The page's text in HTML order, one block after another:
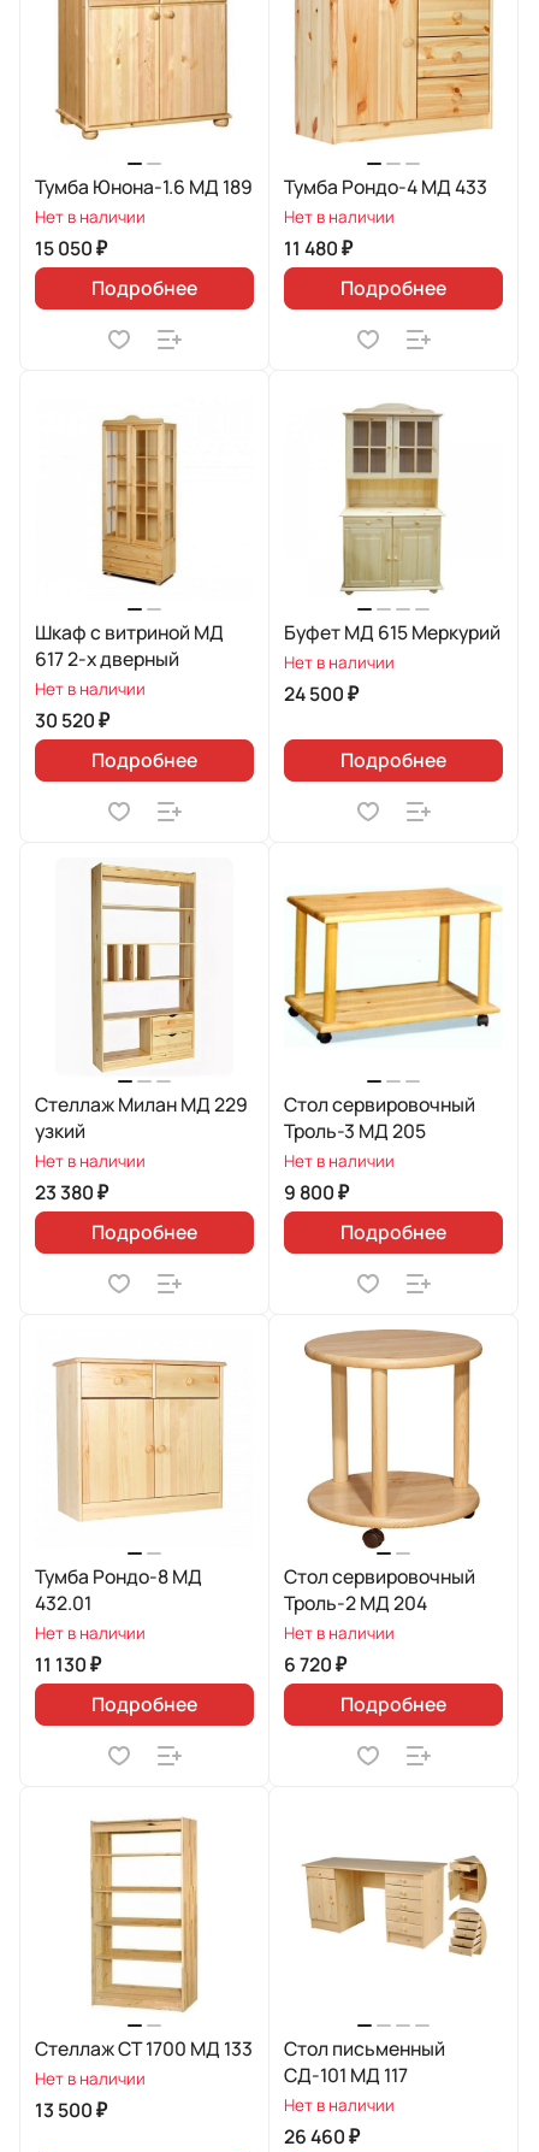
Тумба Юнона-1.6 МД 189
Нет в наличии
15 050 ₽
Подробнее
Тумба Рондо-4 МД 433
Нет в наличии
11 480 ₽
Подробнее
Шкаф с витриной МД
617 2-х дверный
Нет в наличии
30 520 ₽
Подробнее
Буфет МД 615 Меркурий
Нет в наличии
24 500 ₽
Подробнее
Стеллаж Милан МД 229
узкий
Нет в наличии
23 380 ₽
Подробнее
Стол сервировочный
Троль-3 МД 205
Нет в наличии
9 800 ₽
Подробнее
Тумба Рондо-8 МД
432.01
Нет в наличии
11 130 ₽
Подробнее
Стол сервировочный
Троль-2 МД 204
Нет в наличии
6 720 ₽
Подробнее
Стеллаж СТ 1700 МД 133
Нет в наличии
13 500 ₽
Стол письменный
СД-101 МД 117
Нет в наличии
26 460 ₽